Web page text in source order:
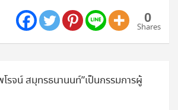
0
Shares
โรจน์ สมุทรธนานนท์”เป็นกรรมการผู้